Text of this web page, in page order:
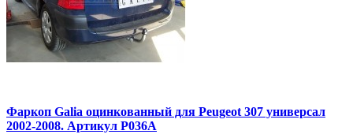
Фаркоп Galia оцинкованный для Peugeot 307 универсал
2002-2008. Артикул P036A